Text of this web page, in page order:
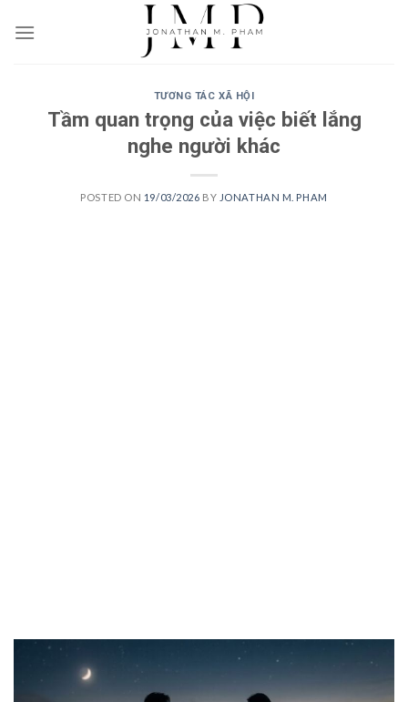
TƯƠNG TÁC XÃ HỘI
Tầm quan trọng của việc biết lắng
nghe người khác
POSTED ON 19/03/2026 BY JONATHAN M. PHAM